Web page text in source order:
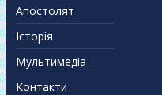
Апостолят
Історія
Мультимедіа
Контакти